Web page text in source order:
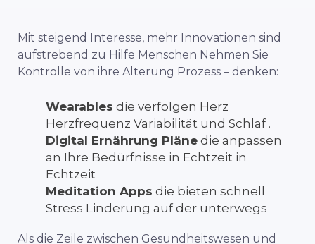
Mit steigend Interesse, mehr Innovationen sind
aufstrebend zu Hilfe Menschen Nehmen Sie
Kontrolle von ihre Alterung Prozess – denken:
Wearables die verfolgen Herz
Herzfrequenz Variabilität und Schlaf .
Digital Ernährung Pläne die anpassen
an Ihre Bedürfnisse in Echtzeit in
Echtzeit
Meditation Apps die bieten schnell
Stress Linderung auf der unterwegs
Als die Zeile zwischen Gesundheitswesen und